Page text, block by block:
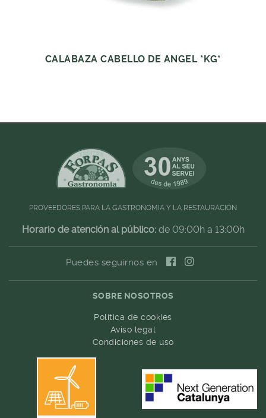
CALABAZA CABELLO DE ANGEL *KG*
PROVEEDORES PARA LA GASTRONOMIA Y LA RESTAURACIÓN
Horario de atención al público:de 09:00h a 13:00h
Puedes seguirnos en
SOBRE NOSOTROS
Política de cookies
Aviso legal
Condiciones de uso